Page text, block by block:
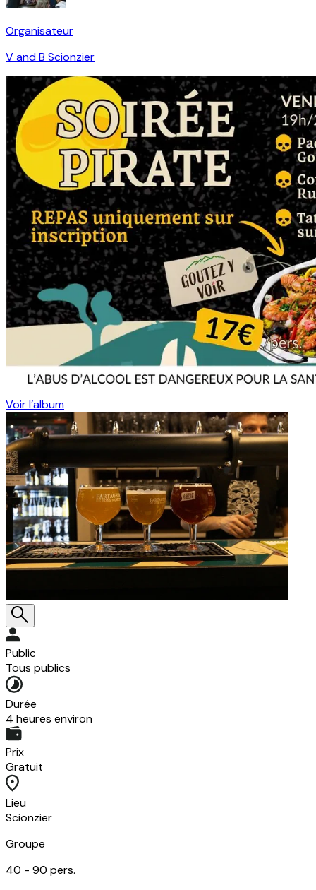
Organisateur
V and B Scionzier
Voir l’album
Public
Tous publics
Durée
4 heures environ
Prix
Gratuit
Lieu
Scionzier
Groupe
40 - 90 pers.